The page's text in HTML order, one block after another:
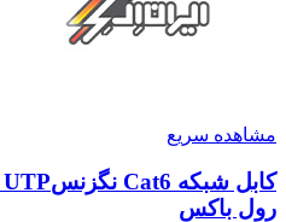
مشاهده سریع
رول باکس